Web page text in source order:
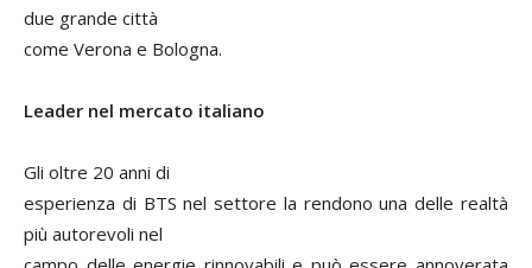
due grande città
come Verona e Bologna.
Leader nel mercato italiano
Gli oltre 20 anni di
esperienza di BTS nel settore la rendono una delle realtà
più autorevoli nel